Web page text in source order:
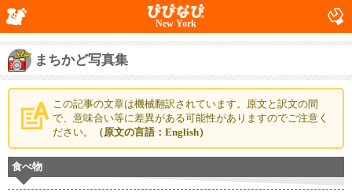
New York
まちかど写真集
この記事の文章は機械翻訳されています。原文と訳文の間
で、意味合い等に差異がある可能性がありますのでご注意く
ださい。
（原文の言語：English）
食べ物